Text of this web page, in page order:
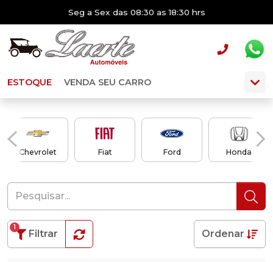
Seg a Sex das 08:30 as 18:30 hrs
ESTOQUE VENDA SEU CARRO
Chevrolet Fiat Ford Honda
Filtrar
1
Ordenar